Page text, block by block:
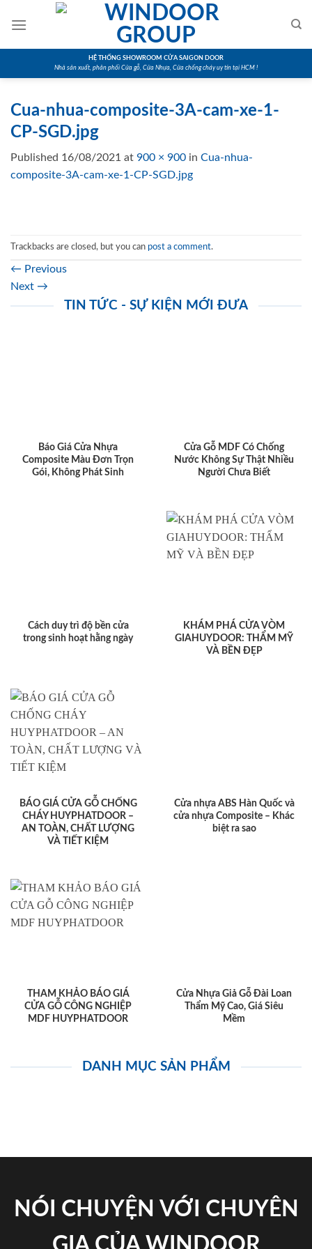
HỆ THỐNG SHOWROOM CỬA SAIGON DOOR
Nhà sản xuất, phân phối Cửa gỗ, Cửa Nhựa, Cửa chống cháy uy tín tại HCM !
Cua-nhua-composite-3A-cam-xe-1-
CP-SGD.jpg
Published 16/08/2021 at 900 × 900 in Cua-nhua-
composite-3A-cam-xe-1-CP-SGD.jpg
Trackbacks are closed, but you can post a comment.
← Previous
Next →
TIN TỨC - SỰ KIỆN MỚI ĐƯA
Báo Giá Cửa Nhựa
Composite Màu Đơn Trọn
Gói, Không Phát Sinh
Cửa Gỗ MDF Có Chống
Nước Không Sự Thật Nhiều
Người Chưa Biết
Cách duy trì độ bền cửa
trong sinh hoạt hằng ngày
KHÁM PHÁ CỬA VÒM
GIAHUYDOOR: THẨM MỸ
VÀ BỀN ĐẸP
BÁO GIÁ CỬA GỖ CHỐNG
CHÁY HUYPHATDOOR –
AN TOÀN, CHẤT LƯỢNG
VÀ TIẾT KIỆM
Cửa nhựa ABS Hàn Quốc và
cửa nhựa Composite – Khác
biệt ra sao
THAM KHẢO BÁO GIÁ
CỬA GỖ CÔNG NGHIỆP
MDF HUYPHATDOOR
Cửa Nhựa Giả Gỗ Đài Loan
Thẩm Mỹ Cao, Giá Siêu
Mềm
DANH MỤC SẢN PHẨM
NÓI CHUYỆN VỚI CHUYÊN